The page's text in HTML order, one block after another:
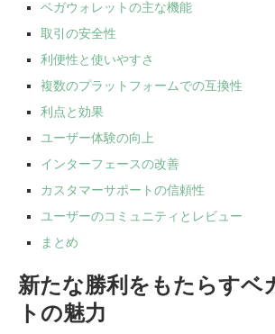
ベガウォレットの主な機能
取引の安全性
利便性と使いやすさ
複数のプラットフォームでの互換性
利点と効果
ユーザー体験の向上
インターフェースの改善
カスタマーサポートの信頼性
ユーザーのコミュニティとレビュー
まとめ
新たな勝利をもたらすベ
トの魅力